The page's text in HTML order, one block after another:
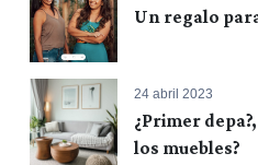
Un regalo
24 abril 2023
¿Primer
los muebles?